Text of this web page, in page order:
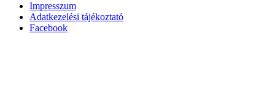
Impresszum
Adatkezelési tájékoztató
Facebook